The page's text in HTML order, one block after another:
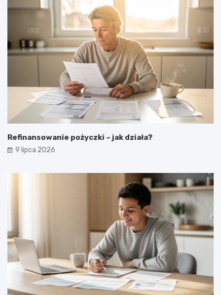
Refinansowanie pożyczki – jak działa?
9 lipca 2026